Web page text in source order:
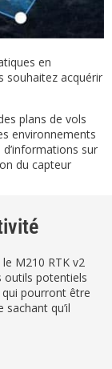
en
souhaitez acquérir
plans de vols
environnements
sur
du capteur
M210 RTK v2
outils potentiels
qui pourront être
qu’il